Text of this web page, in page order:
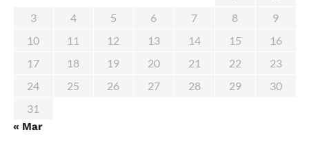
3
4 5 6 7 8
9
10
11 12 13 14 15
16
17
18 19 20 21 22
23
24
25 26 27 28 29
30
31
« Mar